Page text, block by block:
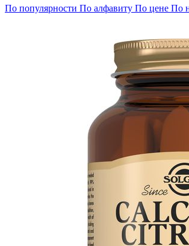
По популярности По алфавиту По цене По